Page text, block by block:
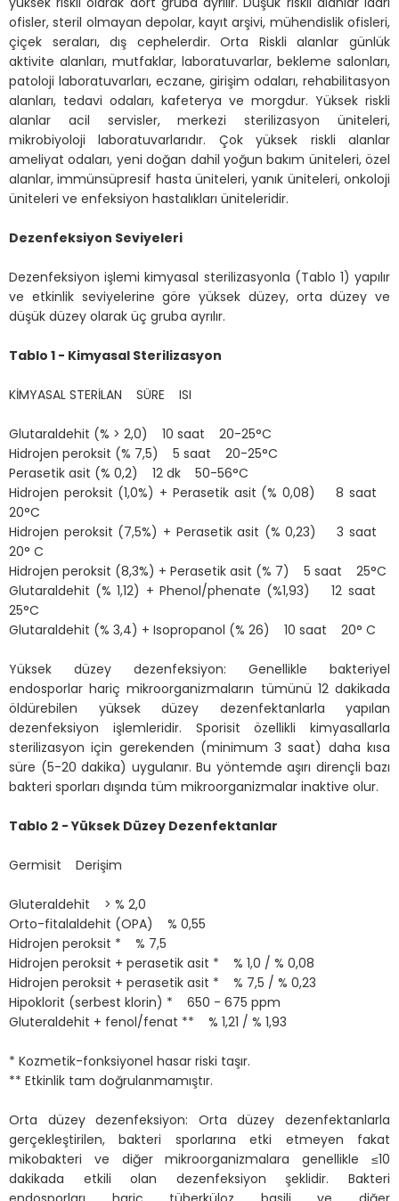
ofisler, steril olmayan depolar, kayıt arşivi, mühendislik ofisleri,
çiçek seraları, dış cephelerdir. Orta Riskli alanlar günlük
aktivite alanları, mutfaklar, laboratuvarlar, bekleme salonları,
patoloji laboratuvarları, eczane, girişim odaları, rehabilitasyon
alanları, tedavi odaları, kafeterya ve morgdur. Yüksek riskli
alanlar acil servisler, merkezi sterilizasyon üniteleri,
mikrobiyoloji laboratuvarlarıdır. Çok yüksek riskli alanlar
ameliyat odaları, yeni doğan dahil yoğun bakım üniteleri, özel
alanlar, immünsüpresif hasta üniteleri, yanık üniteleri, onkoloji
üniteleri ve enfeksiyon hastalıkları üniteleridir.
Dezenfeksiyon Seviyeleri
Dezenfeksiyon işlemi kimyasal sterilizasyonla (Tablo 1) yapılır
ve etkinlik seviyelerine göre yüksek düzey, orta düzey ve
düşük düzey olarak üç gruba ayrılır.
Tablo 1 - Kimyasal Sterilizasyon
KİMYASAL STERİLAN SÜRE ISI
Glutaraldehit (% > 2,0) 10 saat 20-25°C
Hidrojen peroksit (% 7,5) 5 saat 20-25°C
Perasetik asit (% 0,2) 12 dk 50-56°C
Hidrojen peroksit (1,0%) + Perasetik asit (% 0,08) 8 saat
20°C
Hidrojen peroksit (7,5%) + Perasetik asit (% 0,23) 3 saat
20° C
Hidrojen peroksit (8,3%) + Perasetik asit (% 7) 5 saat 25°C
Glutaraldehit (% 1,12) + Phenol/phenate (%1,93) 12 saat
25°C
Glutaraldehit (% 3,4) + Isopropanol (% 26) 10 saat 20° C
Yüksek düzey dezenfeksiyon: Genellikle bakteriyel
endosporlar hariç mikroorganizmaların tümünü 12 dakikada
öldürebilen yüksek düzey dezenfektanlarla yapılan
dezenfeksiyon işlemleridir. Sporisit özellikli kimyasallarla
sterilizasyon için gerekenden (minimum 3 saat) daha kısa
süre (5-20 dakika) uygulanır. Bu yöntemde aşırı dirençli bazı
bakteri sporları dışında tüm mikroorganizmalar inaktive olur.
Tablo 2 - Yüksek Düzey Dezenfektanlar
Germisit Derişim
Gluteraldehit > % 2,0
Orto-fitalaldehit (OPA) % 0,55
Hidrojen peroksit * % 7,5
Hidrojen peroksit + perasetik asit * % 1,0 / % 0,08
Hidrojen peroksit + perasetik asit * % 7,5 / % 0,23
Hipoklorit (serbest klorin) * 650 - 675 ppm
Gluteraldehit + fenol/fenat ** % 1,21 / % 1,93
* Kozmetik-fonksiyonel hasar riski taşır.
** Etkinlik tam doğrulanmamıştır.
Orta düzey dezenfeksiyon: Orta düzey dezenfektanlarla
gerçekleştirilen, bakteri sporlarına etki etmeyen fakat
mikobakteri ve diğer mikroorganizmalara genellikle ≤10
dakikada etkili olan dezenfeksiyon şeklidir. Bakteri